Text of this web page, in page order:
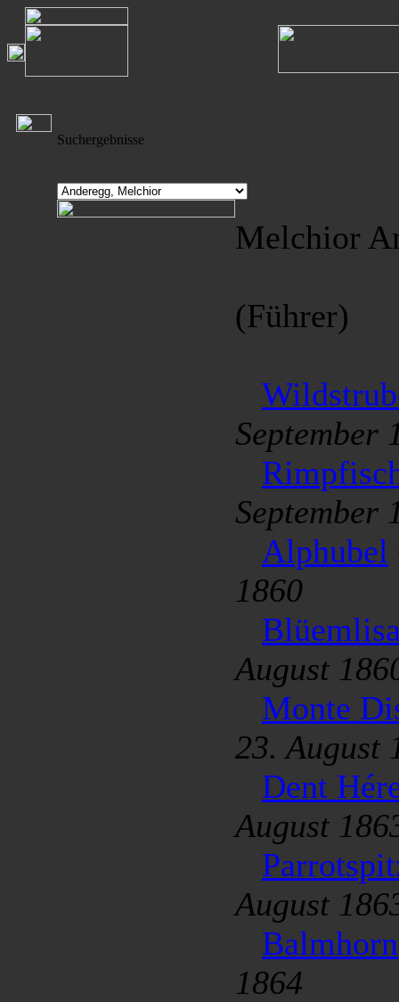
Suchergebnisse
Melchior
(Führer)
September
September
Alphubel
1860
August
Monte
23. August
Dent
August
August
Balmhorn
1864